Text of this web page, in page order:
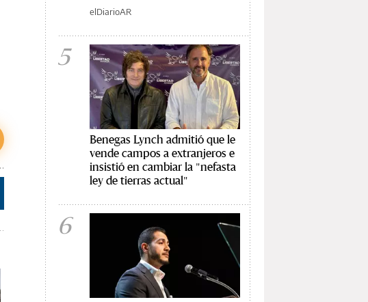
elDiarioAR
5
Benegas Lynch admitió que le
vende campos a extranjeros e
insistió en cambiar la "nefasta
ley de tierras actual"
6